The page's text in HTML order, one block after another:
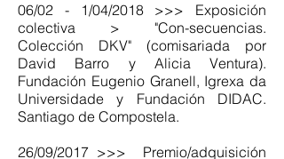
06/02 - 1/04/2018 >>> Exposición
colectiva > "Con-secuencias.
Colección DKV" (comisariada por
David Barro y Alicia Ventura).
Fundación Eugenio Granell, Igrexa da
Universidade y Fundación DIDAC.
Santiago de Compostela.
26/09/2017 >>> Premio/adquisición